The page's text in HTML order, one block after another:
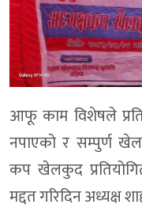
आफू काम विशेषले
नपाएको र सम्पुर्ण
कप खेलकुद
मद्दत गरिदिन अध्यक्ष